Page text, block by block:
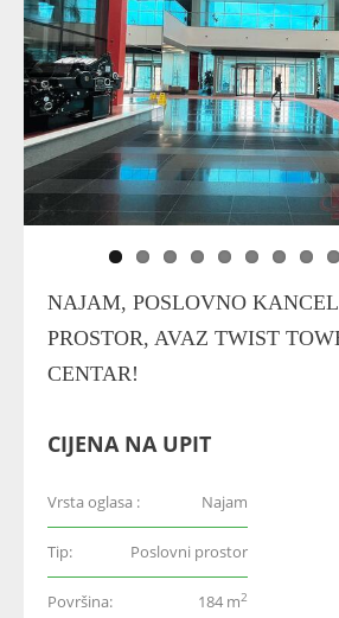
NAJAM, POSLOVNO
PROSTOR, AVAZ TWIST
CENTAR!
CIJENA NA UPIT
Vrsta oglasa : Najam
Tip: Poslovni prostor
Površina: 184 m2